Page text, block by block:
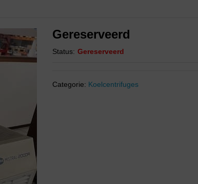
Gereserveerd
Status: Gereserveerd
Categorie: Koelcentrifuges